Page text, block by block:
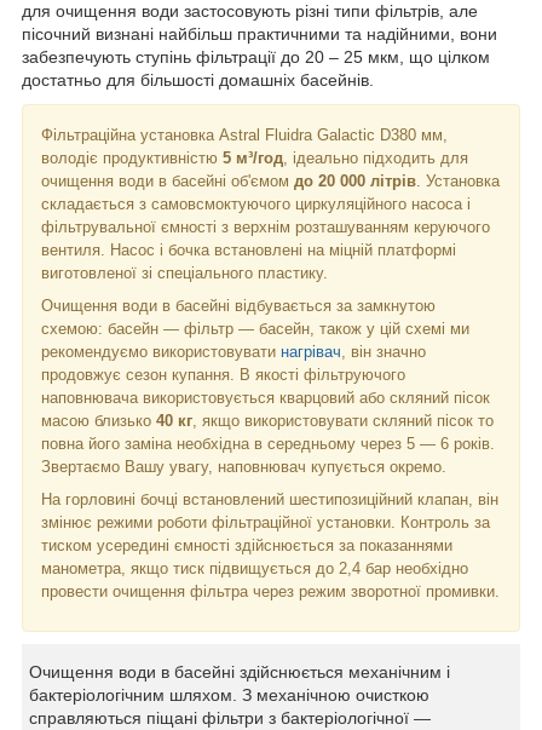
для очищення води застосовують різні типи фільтрів, але
пісочний визнані найбільш практичними та надійними, вони
забезпечують ступінь фільтрації до 20 – 25 мкм, що цілком
достатньо для більшості домашніх басейнів.
Фільтраційна установка Astral Fluidra Galactic D380 мм,
володіє продуктивністю 5 м³/год, ідеально підходить для
очищення води в басейні об'ємом до 20 000 літрів. Установка
складається з самовсмоктуючого циркуляційного насоса і
фільтрувальної ємності з верхнім розташуванням керуючого
вентиля. Насос і бочка встановлені на міцній платформі
виготовленої зі спеціального пластику.
Очищення води в басейні відбувається за замкнутою
схемою: басейн — фільтр — басейн, також у цій схемі ми
рекомендуємо використовувати нагрівач, він значно
продовжує сезон купання. В якості фільтруючого
наповнювача використовується кварцовий або скляний пісок
масою близько 40 кг, якщо використовувати скляний пісок то
повна його заміна необхідна в середньому через 5 — 6 років.
Звертаємо Вашу увагу, наповнювач купується окремо.
На горловині бочці встановлений шестипозиційний клапан, він
змінює режими роботи фільтраційної установки. Контроль за
тиском усередині ємності здійснюється за показаннями
манометра, якщо тиск підвищується до 2,4 бар необхідно
провести очищення фільтра через режим зворотної промивки.
Очищення води в басейні здійснюється механічним і
бактеріологічним шляхом. З механічною очисткою
справляються піщані фільтри з бактеріологічної —